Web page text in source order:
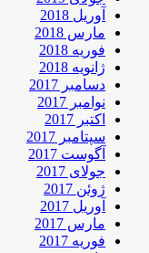
آوریل 2018
مارس 2018
فوریه 2018
ژانویه 2018
دسامبر 2017
نوامبر 2017
اکتبر 2017
سپتامبر 2017
آگوست 2017
جولای 2017
ژوئن 2017
آوریل 2017
مارس 2017
فوریه 2017